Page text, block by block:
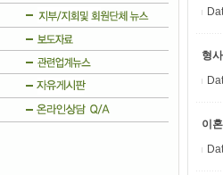
형
이